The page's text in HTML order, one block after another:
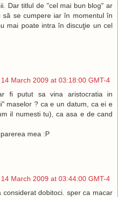
Dar titlul de "cel mai bun blog" ar
să se cumpere iar în momentul în
mai poate intra în discuţie un cel
March 2009 at 03:18:00 GMT-4
fi putut sa vina aristocratia in
maselor ? ca e un datum, ca ei e
il numesti tu), ca asa e de cand
mea :P
March 2009 at 03:44:00 GMT-4
dobitoci. sper ca macar